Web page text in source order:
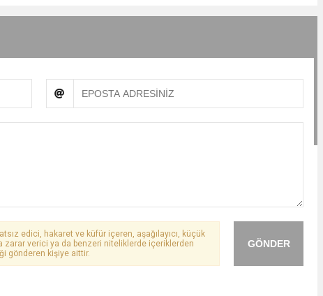
GÖNDER
edici, hakaret ve küfür içeren, aşağılayıcı, küçük
zarar verici ya da benzeri niteliklerde içeriklerden
gönderen kişiye aittir.